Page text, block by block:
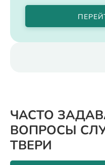
ЧАСТО
ВОПРОСЫ
ТВЕРИ